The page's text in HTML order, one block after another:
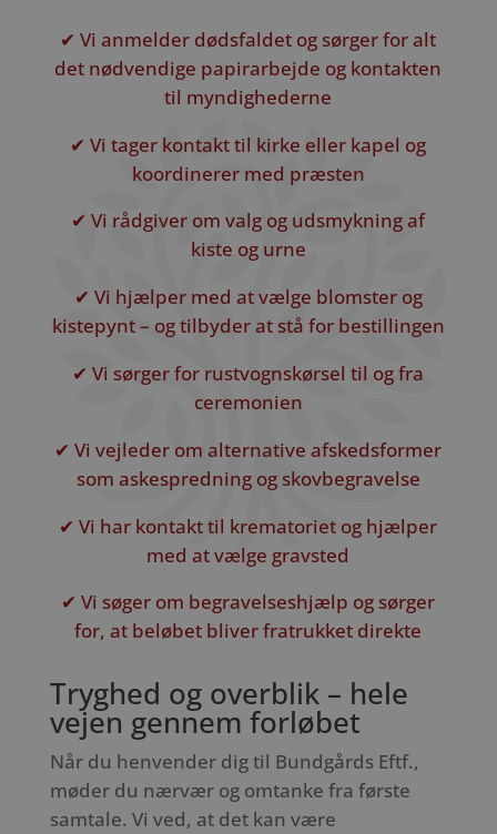
✔ Vi anmelder dødsfaldet og sørger for alt
det nødvendige papirarbejde og kontakten
til myndighederne
✔ Vi tager kontakt til kirke eller kapel og
koordinerer med præsten
✔ Vi rådgiver om valg og udsmykning af
kiste og urne
✔ Vi hjælper med at vælge blomster og
kistepynt – og tilbyder at stå for bestillingen
✔ Vi sørger for rustvognskørsel til og fra
ceremonien
✔ Vi vejleder om alternative afskedsformer
som askespredning og skovbegravelse
✔ Vi har kontakt til krematoriet og hjælper
med at vælge gravsted
✔ Vi søger om begravelseshjælp og sørger
for, at beløbet bliver fratrukket direkte
Tryghed og overblik – hele
vejen gennem forløbet
Når du henvender dig til Bundgårds Eftf.,
møder du nærvær og omtanke fra første
samtale. Vi ved, at det kan være